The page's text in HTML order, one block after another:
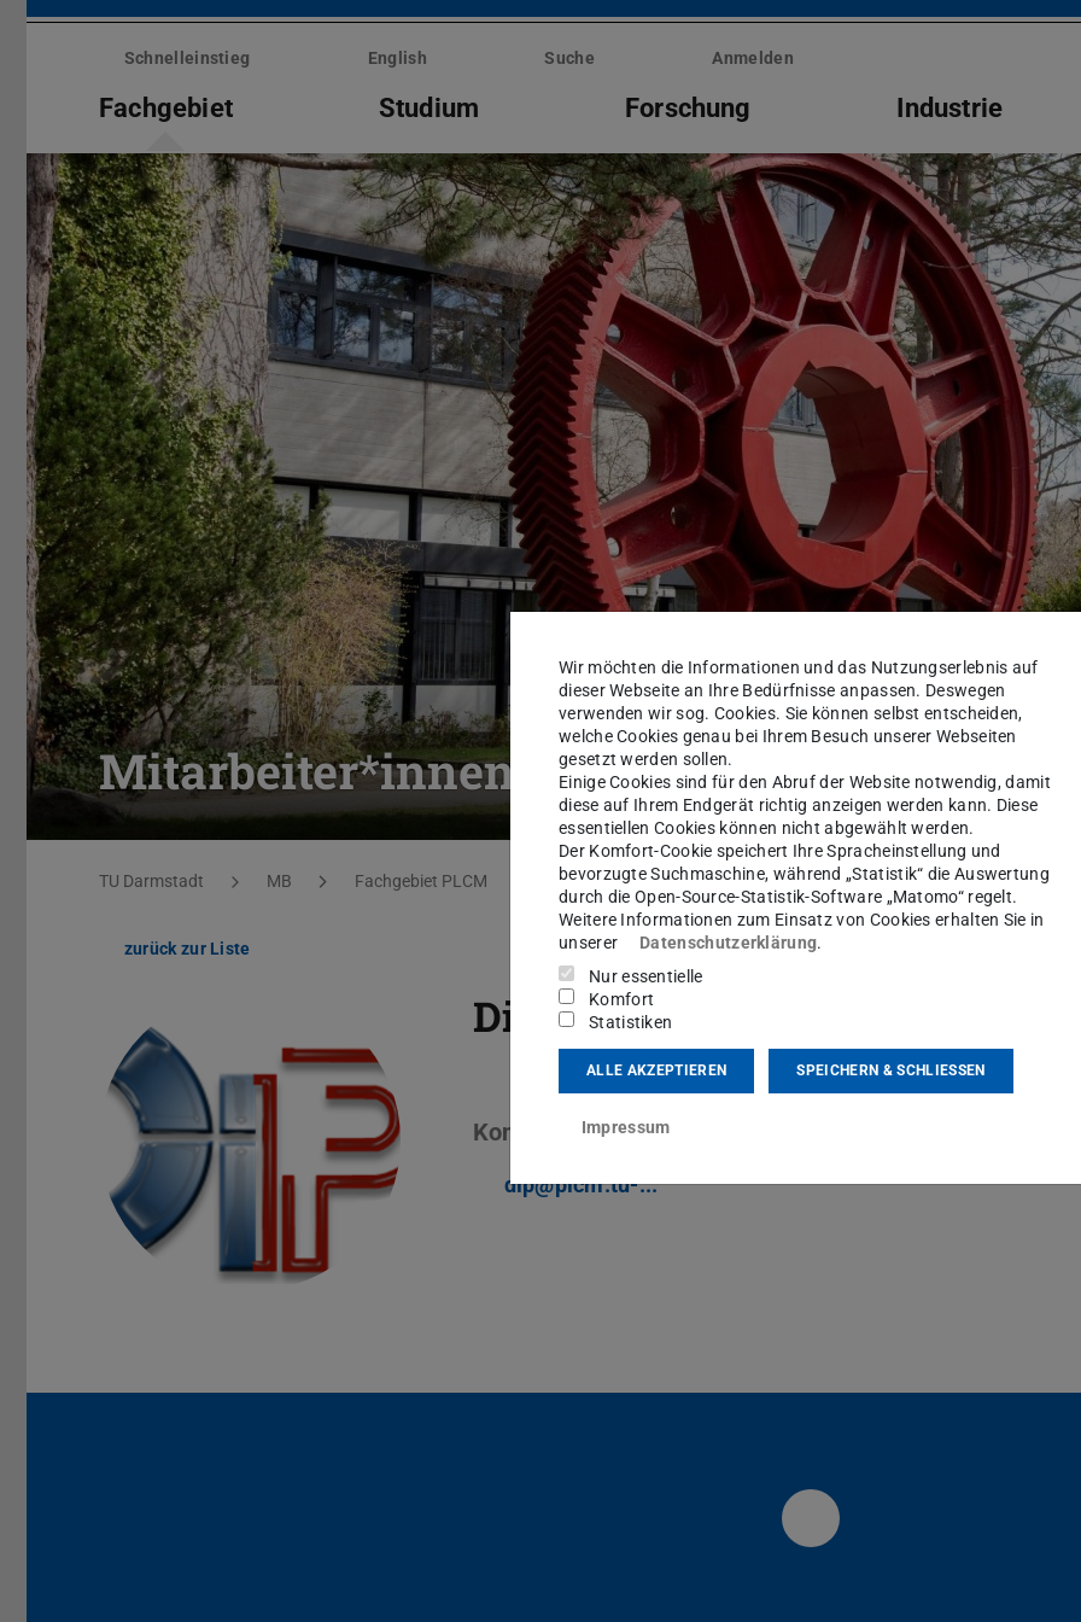
Menü
überspringenSchnelleinstieg English Suche Anmelden
Fachgebiet Studium Forschung Industrie
Mitarbeiter*innen
Sie befinden sich hier:
TU Darmstadt MB Fachgebiet PLCM Fachgebiet Mitarbeiter*innen
zurück zur Liste
Digitalisierung in der
Kontakt
dip@plcm.tu-...
LinkedIn PLCM
Wir möchten die Informationen und das Nutzungserlebnis auf
dieser Webseite an Ihre Bedürfnisse anpassen. Deswegen
verwenden wir sog. Cookies. Sie können selbst entscheiden,
welche Cookies genau bei Ihrem Besuch unserer Webseiten
gesetzt werden sollen.
Einige Cookies sind für den Abruf der Website notwendig, damit
diese auf Ihrem Endgerät richtig anzeigen werden kann. Diese
essentiellen Cookies können nicht abgewählt werden.
Der Komfort-Cookie speichert Ihre Spracheinstellung und
bevorzugte Suchmaschine, während „Statistik“ die Auswertung
durch die Open-Source-Statistik-Software „Matomo“ regelt.
Weitere Informationen zum Einsatz von Cookies erhalten Sie in
unserer
Datenschutzerklärung.
Nur essentielle
Komfort
Statistiken
ALLE AKZEPTIEREN SPEICHERN & SCHLIESSEN
Impressum